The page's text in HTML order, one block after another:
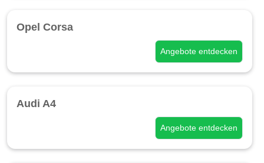
Opel Corsa
Angebote entdecken
Audi A4
Angebote entdecken